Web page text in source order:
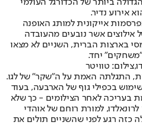
ביותר של הכדורגל העולמי
שיתפו פעולה גם ב-2022 בפרסמות אייקונית למותג האופנה
אילוצים אשר נובעים מהעובדה
בארצות הברית, השניים לא מצאו
יחד.
טוויטר
התגלתה האמת על ה"שקר" של לגו.
בכפילי גוף של הארבעה, בעוד
בעריכה לאחר הצילומים - כך שלא
למורת רוחם של אוהדי
כזה רגע לפני שהשניים תולים את